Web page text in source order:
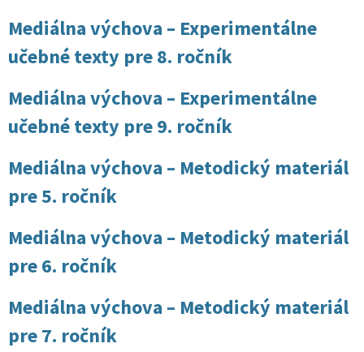
Mediálna výchova – Experimentálne
učebné texty pre 8. ročník
Mediálna výchova – Experimentálne
učebné texty pre 9. ročník
Mediálna výchova – Metodický materiál
pre 5. ročník
Mediálna výchova – Metodický materiál
pre 6. ročník
Mediálna výchova – Metodický materiál
pre 7. ročník